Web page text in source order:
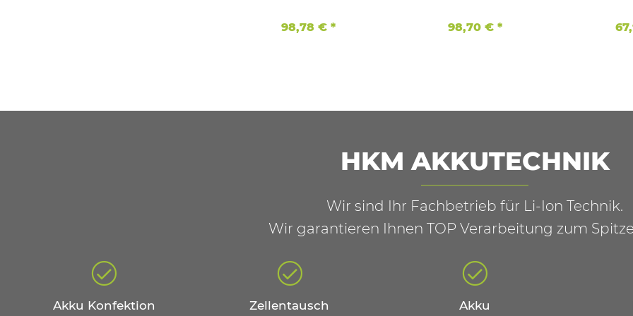
98,78 € * 98,70 € *
HKM AKKUTECHNIK
Wir sind Ihr Fachbetrieb für Li-Ion Technik.
Wir garantieren Ihnen TOP Verarbeitung zum
Akku Konfektion Zellentausch Akku